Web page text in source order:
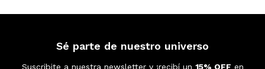
Sé parte de nuestro universo
Suscribite a nuestra newsletter y ¡recibí un 15% OFF en